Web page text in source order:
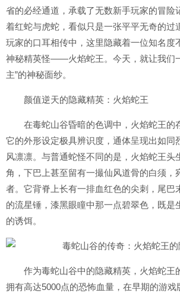
省的必经通道，承载了无数新手玩家的冒险
着红蛇与虎蛇，看似只是一张平平无奇的过
玩家的口耳相传中，这里隐藏着一位知名度
神秘精英怪——火焰蛇王。今天，就让我们
主”的神秘面纱。
颜值逆天的隐藏精英：火焰蛇王
在毒蛇山谷昏暗的色调中，火焰蛇王的存
它的外形设定极具辨识度，通体呈现出如同
风凛凛。与普通蛇怪不同的是，火焰蛇王头
角，下巴上甚至留有一撮仙风道骨的白须，
者。它背脊上长有一排血红色的尖刺，尾巴
的流星锤，漆黑眼瞳中那一点碧翠色，既是
的诱饵。
作为毒蛇山谷中的隐藏精英，火焰蛇王
拥有高达5000点的恐怖血量，在早期的游戏